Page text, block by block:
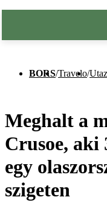
BORS/Travelo/
Meghalt a
Crusoe, aki
egy
szigeten